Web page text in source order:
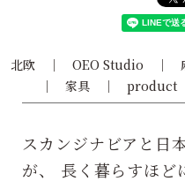
北欧 OEO Studio
家具
product
スカンジナビアと日
が、 長く暮らすほど